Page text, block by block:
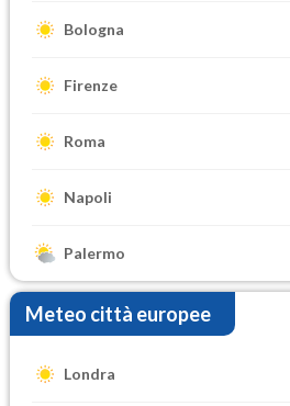
Bologna
Firenze
Roma
Napoli
Palermo
Meteo città europee
Londra